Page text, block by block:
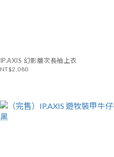
IP.AXIS 幻影層次長袖上衣
NT$2,080